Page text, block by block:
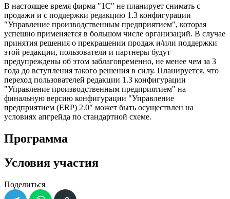
В настоящее время фирма "1С" не планирует снимать с
продажи и с поддержки редакцию 1.3 конфигурации
"Управление производственным предприятием", которая
успешно применяется в большом числе организаций. В случае
принятия решения о прекращении продаж и/или поддержки
этой редакции, пользователи и партнеры будут
предупреждены об этом заблаговременно, не менее чем за 3
года до вступления такого решения в силу. Планируется, что
переход пользователей редакции 1.3 конфигурации
"Управление производственным предприятием" на
финальную версию конфигурации "Управление
предприятием (ERP) 2.0" может быть осуществлен на
условиях апгрейда по стандартной схеме.
Программа
Условия участия
Поделиться